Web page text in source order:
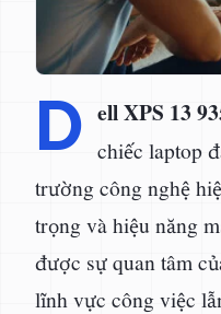
D ell XPS 13
chiếc laptop
trường công nghệ
trọng và hiệu năng
được sự quan tâm
lĩnh vực công việc